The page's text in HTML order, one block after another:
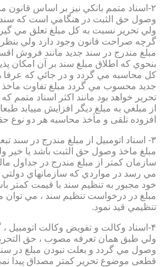
۲-اسناد متمم بانكي نيز بر اساس
وصول حق الثبت در هنگامي است كه سند
ولي تحرير نسبت به كل مبلغ تعلق مي گيرد
گرچه صراحت قانون وجود دارد ولي
مبلغ مندرج در سند جديد مانند فروش
بنحوي كه اطلاق مبلغ سند بر آن امكان
كل محاسبه مي گردد و در جائي كه عرفا
جديد محسوب مي گردد مبلغ تفاوت
تحرير خواهد بود مانند اكثر اسناد متمم
از مبلغي به مبلغ ديگر افزايش مييابد
افزوده تلقی و مأخذ محاسبه هر دو نوع
۳- اسناد اتومبيل از مبلغ مندرج در سند
مبلغ ماخذ وصول حق الثبت باشد يا خير
سازمان كمتر از مبلغ مندرج در جداول
مي رسد در مواردي كه سازمانهاي
خود مجبور به تنظيم سند با قيمت كمتر
مبلغ در درخواست تنظيم سند ، مي توان
تنظيمي قيد نمود.
۴-اسناد وكالت و تفويض وكالت
ولي طبق همان تعرفه مصوب ، حق
وصول مي گردد و بعلت نبودن مبلغ در
قطعی موضوع تحریر کمتر مصداق پیدا